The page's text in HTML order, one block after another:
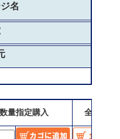
名
数量指定購入 全数購入